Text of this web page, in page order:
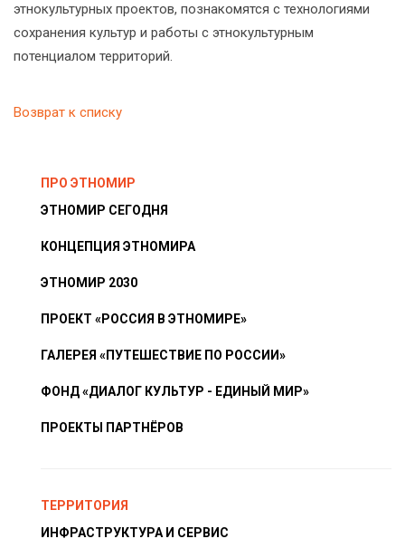
этнокультурных проектов, познакомятся с технологиями
сохранения культур и работы с этнокультурным
потенциалом территорий.
Возврат к списку
ПРО ЭТНОМИР
ЭТНОМИР СЕГОДНЯ
КОНЦЕПЦИЯ ЭТНОМИРА
ЭТНОМИР 2030
ПРОЕКТ «РОССИЯ В ЭТНОМИРЕ»
ГАЛЕРЕЯ «ПУТЕШЕСТВИЕ ПО РОССИИ»
ФОНД «ДИАЛОГ КУЛЬТУР - ЕДИНЫЙ МИР»
ПРОЕКТЫ ПАРТНЁРОВ
ТЕРРИТОРИЯ
ИНФРАСТРУКТУРА И СЕРВИС